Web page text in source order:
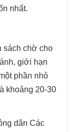
nhất.
sách chờ cho
giới hạn
phần nhỏ
khoảng 20-30
dân Các